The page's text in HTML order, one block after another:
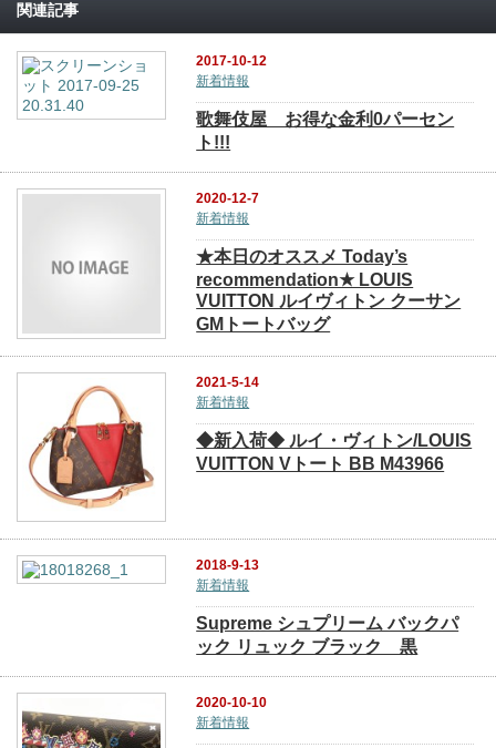
関連記事
2017-10-12
新着情報
歌舞伎屋 お得な金利0パーセン
ト!!!
2020-12-7
新着情報
★本日のオススメ Today’s
recommendation★ LOUIS
VUITTON ルイヴィトン クーサン
GMトートバッグ
2021-5-14
新着情報
◆新入荷◆ ルイ・ヴィトン/LOUIS
VUITTON Vトート BB M43966
2018-9-13
新着情報
Supreme シュプリーム バックパ
ック リュック ブラック 黒
2020-10-10
新着情報